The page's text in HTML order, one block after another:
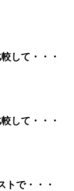
して・・・
して・・・
で・・・